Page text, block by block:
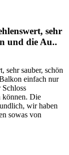
sehr
und die Au..
sauber, schön
einfach nur
können. Die
wir haben
sowas von